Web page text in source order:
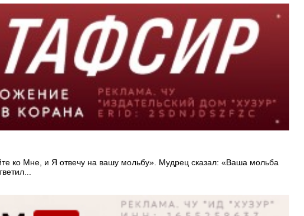
ко Мне, и Я отвечу на вашу мольбу». Мудрец сказал: «Ваша мольба